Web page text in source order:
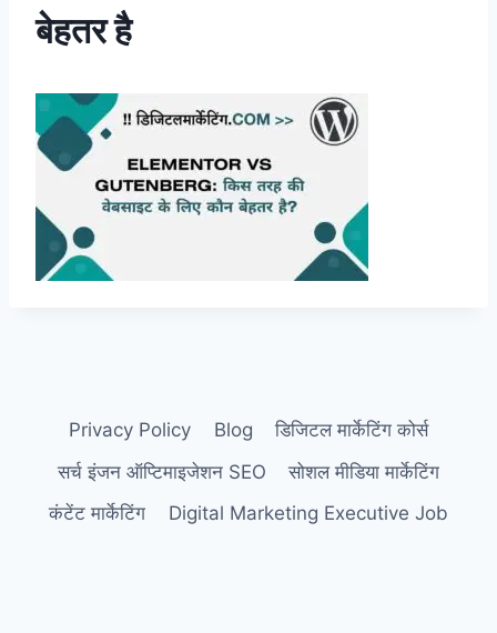
बेहतर है
Privacy Policy Blog
डिजिटल मार्केटिंग कोर्स
सर्च इंजन ऑप्टिमाइजेशन SEO
सोशल मीडिया मार्केटिंग
कंटेंट मार्केटिंग
Digital Marketing Executive Job